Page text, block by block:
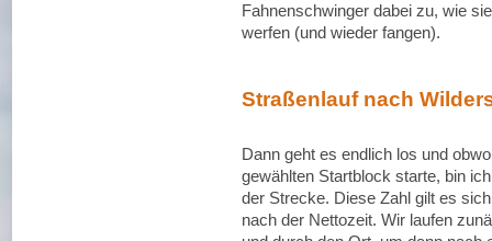
Fahnenschwinger dabei zu, wie
werfen (und wieder fangen).
Straßenlauf nach
Dann geht es endlich los und
gewählten Startblock starte, bin
der Strecke. Diese Zahl gilt es
nach der Nettozeit. Wir laufen